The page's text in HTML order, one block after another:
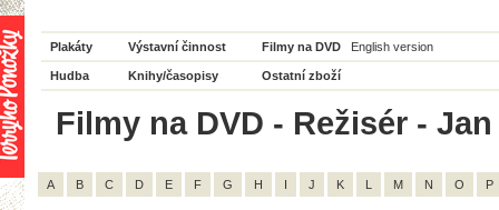
Plakáty Výstavní činnost Filmy na DVD English version
Hudba Knihy/časopisy Ostatní zboží
Filmy na DVD - Režisér -
A B C D E F G H I J K L M N O P